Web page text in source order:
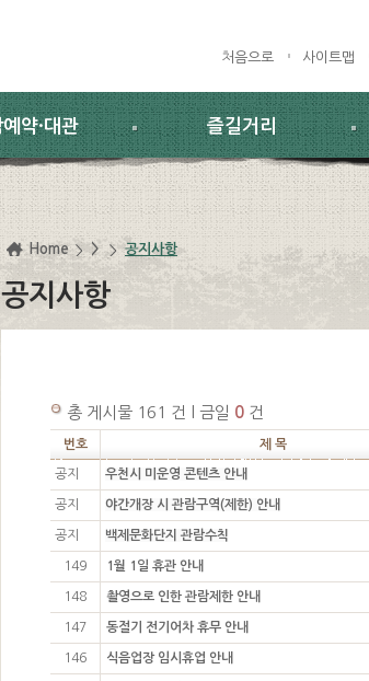
처음으로 사이트맵
약·대관 즐길거리
Home > 공지사항
공지사항
총 게시물 161 건 l 금일 0 건
번호 제 목
공지 우천시 미운영 콘텐츠 안내
공지 야간개장 시 관람구역(제한) 안내
공지 백제문화단지 관람수칙
149 1월 1일 휴관 안내
148 촬영으로 인한 관람제한 안내
147 동절기 전기어차 휴무 안내
146 식음업장 임시휴업 안내